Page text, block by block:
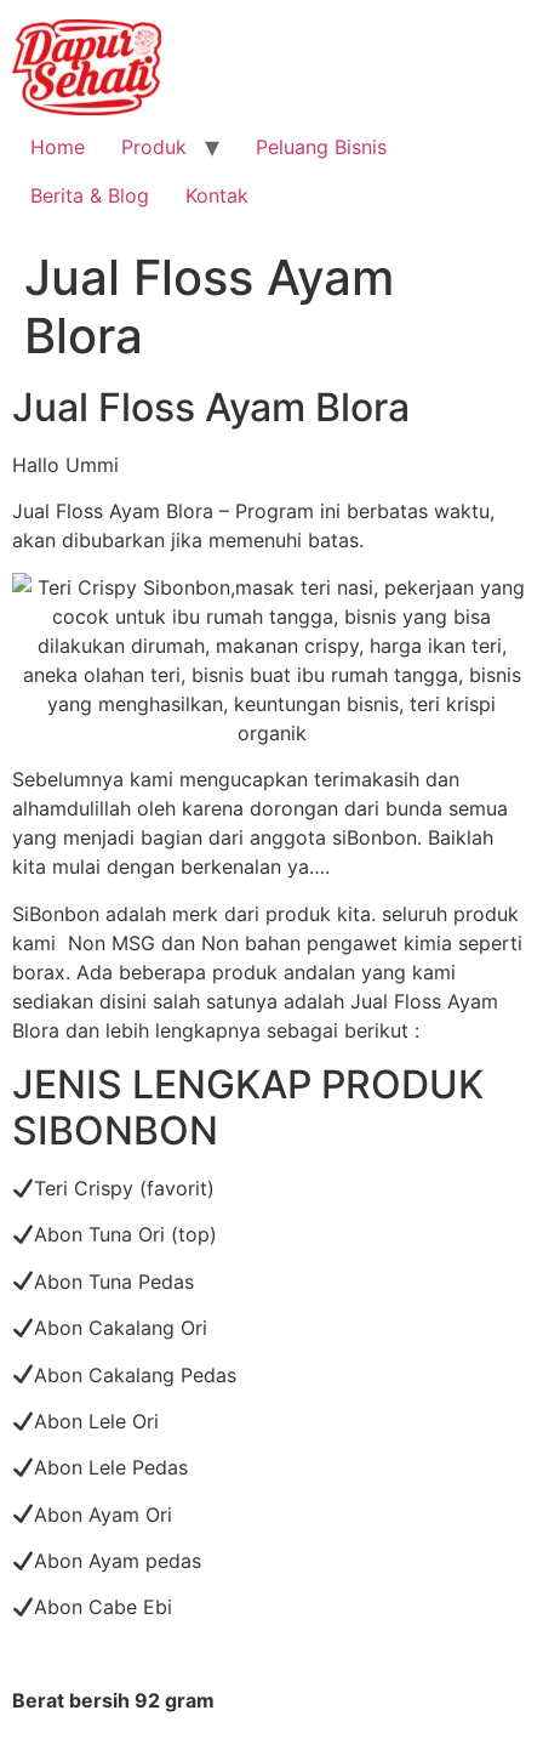
Home Produk
Peluang Bisnis
Berita & Blog
Kontak
Jual Floss Ayam
Blora
Jual Floss Ayam Blora
Hallo Ummi
Jual Floss Ayam Blora – Program ini berbatas waktu,
akan dibubarkan jika memenuhi batas.
Sebelumnya kami mengucapkan terimakasih dan
alhamdulillah oleh karena dorongan dari bunda semua
yang menjadi bagian dari anggota siBonbon. Baiklah
kita mulai dengan berkenalan ya….
SiBonbon adalah merk dari produk kita. seluruh produk
kami Non MSG dan Non bahan pengawet kimia seperti
borax. Ada beberapa produk andalan yang kami
sediakan disini salah satunya adalah Jual Floss Ayam
Blora dan lebih lengkapnya sebagai berikut :
JENIS LENGKAP PRODUK
SIBONBON
Teri Crispy (favorit)
Abon Tuna Ori (top)
Abon Tuna Pedas
Abon Cakalang Ori
Abon Cakalang Pedas
Abon Lele Ori
Abon Lele Pedas
Abon Ayam Ori
Abon Ayam pedas
Abon Cabe Ebi
Berat bersih 92 gram